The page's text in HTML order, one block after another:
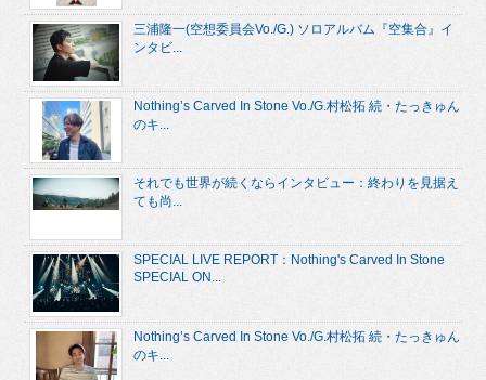
三浦隆一(空想委員会Vo./G.) ソロアルバム『空集合』イ
ンタビ...
Nothing’s Carved In Stone Vo./G.村松拓 続・たっきゅん
のキ...
それでも世界が続くならインタビュー：終わりを見据え
ても尚...
SPECIAL LIVE REPORT：Nothing's Carved In Stone
SPECIAL ON...
Nothing’s Carved In Stone Vo./G.村松拓 続・たっきゅん
のキ...